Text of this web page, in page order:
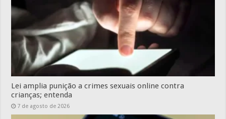
Lei amplia punição a crimes sexuais online contra
crianças; entenda
7 de agosto de 2026